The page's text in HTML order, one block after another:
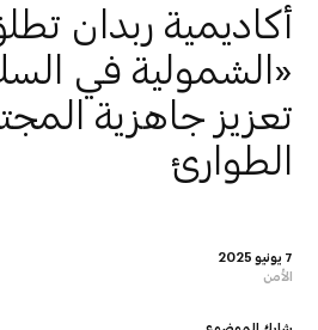
7 يونيو 2025
الأمن
أكاديمية ربدان
«الشمولية في
تعزيز جاهزية
الطوارئ